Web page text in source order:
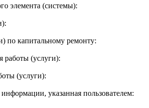
элемента (системы):
по капитальному ремонту:
работы (услуги):
(услуги):
указанная пользователем: